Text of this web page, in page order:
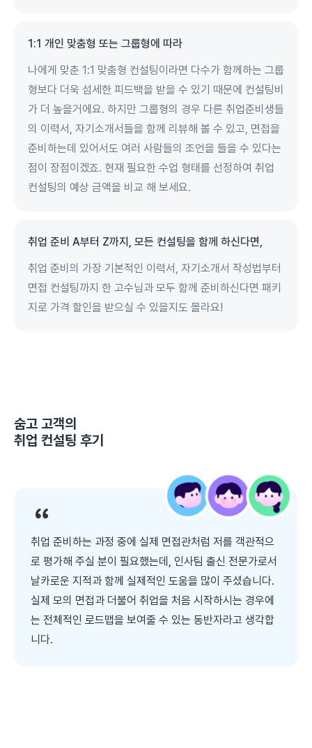
1:1 개인 맞춤형 또는 그룹형에 따라
나에게 맞춘 1:1 맞춤형 컨설팅이라면 다수가 함께하는 그룹
형보다 더욱 섬세한 피드백을 받을 수 있기 때문에 컨설팅비
가 더 높을거에요. 하지만 그룹형의 경우 다른 취업준비생들
의 이력서, 자기소개서들을 함께 리뷰해 볼 수 있고, 면접을
준비하는데 있어서도 여러 사람들의 조언을 들을 수 있다는
점이 장점이겠죠. 현재 필요한 수업 형태를 선정하여 취업
컨설팅의 예상 금액을 비교 해 보세요.
취업 준비 A부터 Z까지, 모든 컨설팅을 함께 하신다면,
취업 준비의 가장 기본적인 이력서, 자기소개서 작성법부터
면접 컨설팅까지 한 고수님과 모두 함께 준비하신다면 패키
지로 가격 할인을 받으실 수 있을지도 몰라요!
숨고 고객의
취업 컨설팅 후기
취업 준비하는 과정 중에 실제 면접관처럼 저를 객관적으
로 평가해 주실 분이 필요했는데, 인사팀 출신 전문가로서
날카로운 지적과 함께 실제적인 도움을 많이 주셨습니다.
실제 모의 면접과 더불어 취업을 처음 시작하시는 경우에
는 전체적인 로드맵을 보여줄 수 있는 동반자라고 생각합
니다.